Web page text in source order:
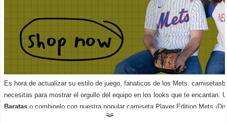
Es hora de actualizar su estilo de juego, fanaticos de los Mets.
necesitas para mostrar el orgullo del equipo en los looks que te encantan.
Baratas o combinelo con nuestra popular camiseta Player Edition